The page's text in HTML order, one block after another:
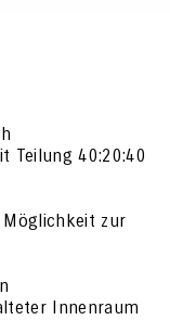
Teilung 40:20:40
Möglichkeit zur
Innenraum